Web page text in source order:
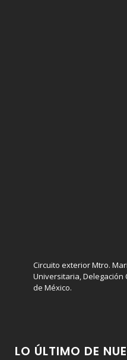
Circuito exterior Mtro.
Universitaria, Delegación
de México.
LO ÚLTIMO DE